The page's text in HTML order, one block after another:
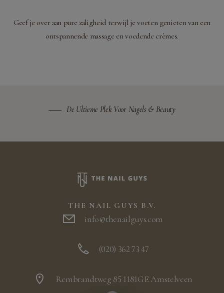
Geef je over aan pure zaligheid terwijl je voeten genieten van een
ontspannende massage en voedende crèmes.
De Ultieme Plek Voor Nagels & Beauty
THE NAIL GUYS B.V.
info@thenailguys.com
(020) 362 73 47
Rembrandtweg 85 1181GE Amstelveen